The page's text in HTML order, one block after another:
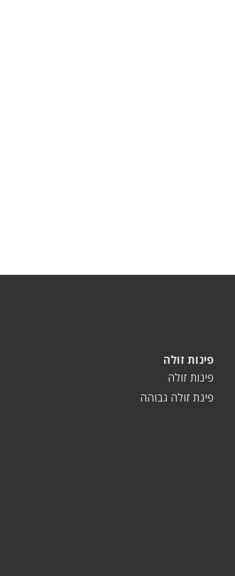
פינות זולה
פינות זולה
פינת זולה גבוהה